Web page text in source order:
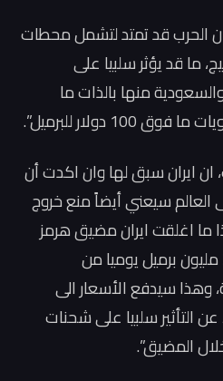
ان الحرب قد تمتد لتشمل محطات
ما قد يؤثر سلبيا على
منها بالذات ما
دولار للبرميل”.
ان ايران سبق لها وان اكدت أن
سيعني أيضاً منع خروج
ما اغلقت ايران مضيق هرمز
فهذا يعني انقطاع نحو 20 مليون برميل يوميا من
وهذا سيدفع الأسعار الى
فضلا عن التأثير سلبيا على شحنات
المضيق”.